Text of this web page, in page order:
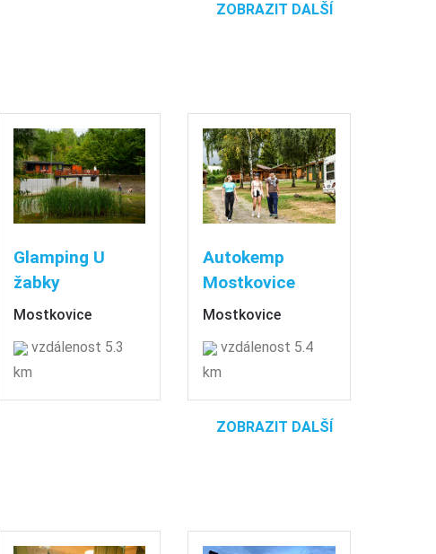
ZOBRAZIT DALŠÍ
Glamping U
žabky
Mostkovice
vzdálenost 5.3
km
Autokemp
Mostkovice
Mostkovice
vzdálenost 5.4
km
ZOBRAZIT DALŠÍ